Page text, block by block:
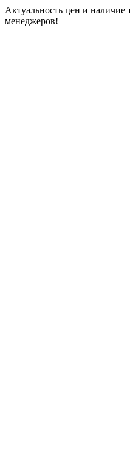
Актуальность цен и наличие
менеджеров!